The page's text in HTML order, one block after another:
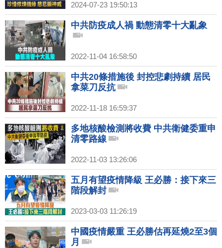
2024-07-23 19:50:13
中共防疫成人禍 動態清零十大亂象
2022-11-04 16:58:50
中共20條措施後 封控悲劇持續 居民
拿菜刀反抗
2022-11-18 16:59:37
多地核酸檢測將收費 中共衛健委重申
清零路線
2022-11-03 13:26:06
五月有望疫情降級 王必勝：接下來三
階段解封
2023-03-03 11:26:19
中國疫情嚴重 王必勝估再延燒2至3個
月